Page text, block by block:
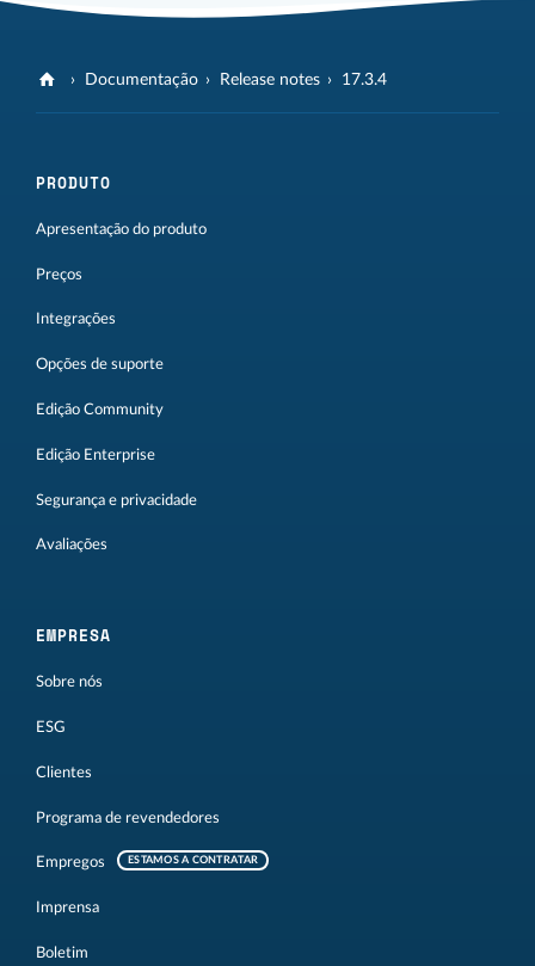
Documentação Release notes 17.3.4
PRODUTO
Apresentação do produto
Preços
Integrações
Opções de suporte
Edição Community
Edição Enterprise
Segurança e privacidade
Avaliações
EMPRESA
Sobre nós
ESG
Clientes
Programa de revendedores
Empregos ESTAMOS A CONTRATAR
Imprensa
Boletim